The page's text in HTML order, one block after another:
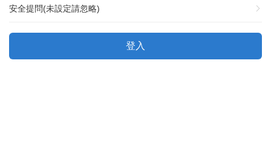
安全提問(未設定請忽略)
登入